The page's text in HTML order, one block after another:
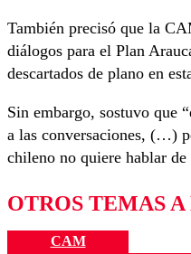
También precisó que la
diálogos para el Plan
descartados de plano en
Sin embargo, sostuvo que
a las conversaciones, (…)
chileno no quiere hablar
OTROS TEMAS
CAM